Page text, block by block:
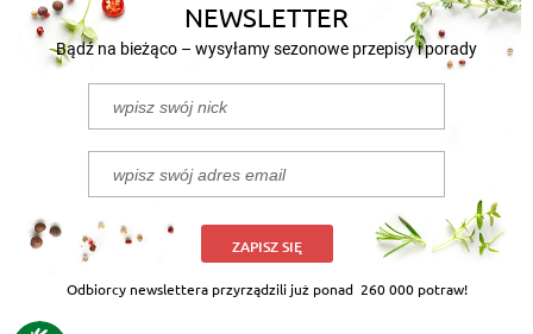
NEWSLETTER
Bądź na bieżąco – wysyłamy sezonowe przepisy i porady
ZAPISZ SIĘ
Odbiorcy newslettera przyrządzili już ponad 260 000 potraw!